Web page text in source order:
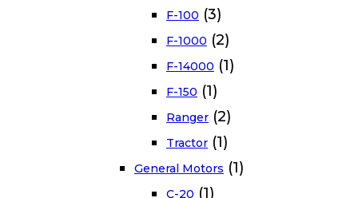
F-100 (3)
F-1000 (2)
F-14000 (1)
F-150 (1)
Ranger (2)
Tractor (1)
General Motors (1)
C-20 (1)